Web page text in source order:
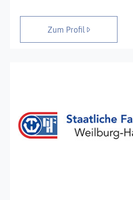
Zum Profil